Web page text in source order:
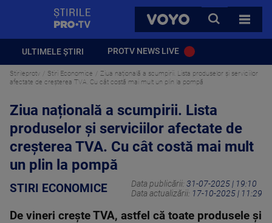
VOYO
CAUTA
TOATE
ULTIMELE ȘTIRI PROTV NEWS LIVE
Stirileprotv Stiri Economice
Ziua națională a scumpirii. Lista produselor și serviciilor
afectate de creșterea TVA. Cu cât costă mai mult un plin la pompă
Ziua națională a scumpirii. Lista
produselor și serviciilor afectate de
creșterea TVA. Cu cât costă mai mult
un plin la pompă
STIRI ECONOMICE Data publicării: 31-07-2025 | 19:10
Data actualizării: 17-10-2025 | 11:29
De vineri crește TVA, astfel că toate produsele și